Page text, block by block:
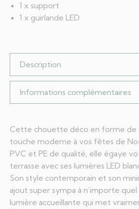
1 x support
1 x guirlande LED
Description
Informations complémentaires
Cette chouette déco en forme de
touche moderne à vos fêtes de
PVC et PE de qualité, elle égaye
terrasse avec ses lumières LED
Son style contemporain et son
ajout super sympa à n’importe
lumière accueillante qui met